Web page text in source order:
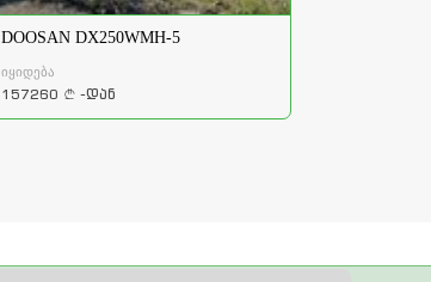
DOOSAN DX250WMH-5
იყიდება
157260 a -დან